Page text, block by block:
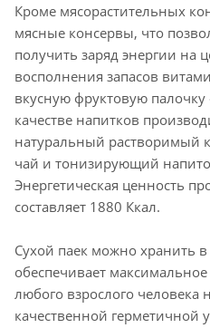
Кроме мясорастительных
мясные консервы, что
получить заряд энергии на
восполнения запасов
вкусную фруктовую
качестве напитков
натуральный растворимый
чай и тонизирующий
Энергетическая ценность
составляет 1880 Ккал.
Сухой паек можно хранить
обеспечивает
любого взрослого человека
качественной герметичной